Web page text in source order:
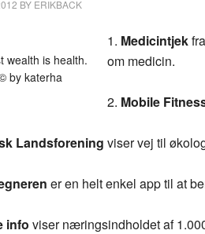
BY ERIKBACK
wealth is health.
by katerha
1. Medicintjek
om medicin.
2. Mobile
Landsforening viser vej til
er en helt enkel app til at
info viser næringsindholdet af